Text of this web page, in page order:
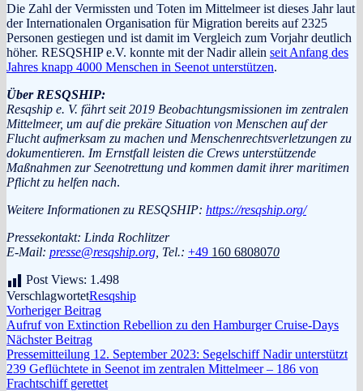
Die Zahl der Vermissten und Toten im Mittelmeer ist dieses Jahr laut
der Internationalen Organisation für Migration bereits auf 2325
Personen gestiegen und ist damit im Vergleich zum Vorjahr deutlich
höher. RESQSHIP e.V. konnte mit der Nadir allein seit Anfang des
Jahres knapp 4000 Menschen in Seenot unterstützen.
Über RESQSHIP:
Resqship e. V. fährt seit 2019 Beobachtungsmissionen im zentralen
Mittelmeer, um auf die prekäre Situation von Menschen auf der
Flucht aufmerksam zu machen und Menschenrechtsverletzungen zu
dokumentieren. Im Ernstfall leisten die Crews unterstützende
Maßnahmen zur Seenotrettung und kommen damit ihrer maritimen
Pflicht zu helfen nach.
Weitere Informationen zu RESQSHIP: https://resqship.org/
Pressekontakt: Linda Rochlitzer
E-Mail: presse@resqship.org , Tel.: +49 160 6808070
Post Views: 1.498
VerschlagwortetResqship
Beitragsnavigation
Vorheriger BeitragVorheriger
Beitrag:
Aufruf von Extinction Rebellion zu den Hamburger Cruise-Days
Nächster BeitragNächster
Beitrag:
Pressemitteilung 12. September 2023: Segelschiff Nadir unterstützt
239 Geflüchtete in Seenot im zentralen Mittelmeer – 186 von
Frachtschiff gerettet